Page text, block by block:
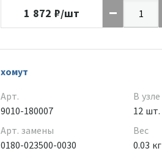
1 872 ₽/шт
хомут
Арт.
9010-180007
Арт. замены
0180-023500-0030
В узле
12 шт.
Вес
0.03 кг